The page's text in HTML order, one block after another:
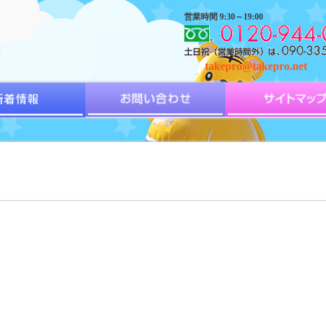
営業時間 9:30～19:00
takepro@takepro.net